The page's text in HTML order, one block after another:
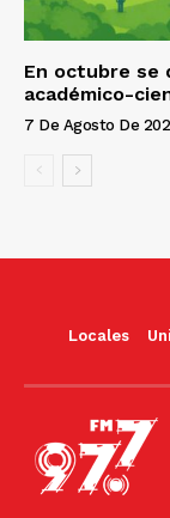
En octubre se
académico-
7 De Agosto De
Locales